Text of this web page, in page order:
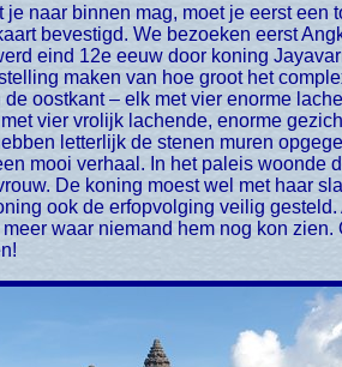
naar binnen mag, moet je eerst een
bevestigd. We bezoeken eerst
eind 12e eeuw door koning
maken van hoe groot het
oostkant – elk met vier enorme
vier vrolijk lachende, enorme
letterlijk de stenen muren
mooi verhaal. In het paleis woonde
De koning moest wel met haar
ook de erfopvolging veilig
waar niemand hem nog kon zien.